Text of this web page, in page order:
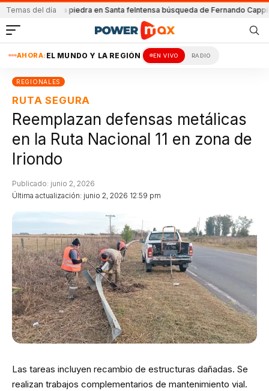
Temas del día
con una piedra en Santa feIntensa búsqueda de Fernando CappiEl
AHORA: EL MUNDO Y LA REGIÓN EN VIVO RADIO
REGIONALES
RUTA SEGURA
Reemplazan defensas metálicas
en la Ruta Nacional 11 en zona de
Iriondo
Última actualización: junio 2, 2026 12:59 pm
Publicado: junio 2, 2026
Las tareas incluyen recambio de estructuras dañadas. Se
realizan trabajos complementarios de mantenimiento vial.